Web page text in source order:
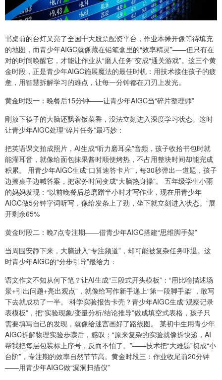
书桌前的台灯又亮了全国十大股票配资平台，作业本摊开像等待填充
的地图，而青少年AIGC就像藏在铅笔盒里的“效率精灵”——但只有在
对的时间唤醒它，才能让作业从“磨人任务”变成“通关游戏”。这三个黄
金时段，正是青少年AIGC施展魔法的最佳时机：用技术接住孩子的疲
惫，用智慧拆解学习的难点，让每一分钟都在刀刃上发光。
黄金时段一：晚餐后15分钟——让青少年AIGC当“碎片整理师”
刚放下筷子的大脑还飘着饭菜香，没法立刻进入深度学习状态。这时
让青少年AIGC处理“碎片任务”最巧妙：
把英语课文拍成照片，AI生成“听力磨耳朵”音频，孩子收拾书包时就
能灌耳音，就像给面包抹果酱时顺便烤热，不占用整块时间却能完成
积累。 用青少年AIGC生成“口算速答卡片”，每30秒弹出一道题，孩子
边擦桌子边喊答案，把家务时间变成“大脑热身操”。 五年级学生小雨
的妈妈发现：“以前晚餐后总磨蹭半小时才写作业，现在用青少年
AIGC做5分钟字词听写，像给发条上了劲，坐下就立刻进入状态。”展
开剩余65%
黄金时段二：晚7点专注期——借青少年AIGC搭建“思维脚手架”
当周围安静下来，大脑进入“专注频道”，却可能被复杂任务吓退。这
时青少年AIGC的“分步引导”最给力：
语文作文不知从何下笔？让AI生成“三段式开头模板”：“用比喻描述场
景+引出问题+亮出观点”，就像给写作新手递上“第一段脚手架”，敢写
下去就成功了一半。 科学实验报告卡壳？青少年AIGC生成“观察记录
表模板”，把“实验现象/变量分析/结论推导”做成填空式表格，孩子只
需要填写自己的发现，就像给迷宫画好了路线图。 某初中生用青少年
AIGC拆解物理实验步骤后，感叹：“原来复杂的实验就像拆快递，AI
帮我把每层包装标上序号，反而不怕了。”——技术把“大难题”切成“小
台阶”，专注期的效率自然节节高。黄金时段三：作业收尾前20分钟
——用青少年AIGC做“漏洞扫描仪”